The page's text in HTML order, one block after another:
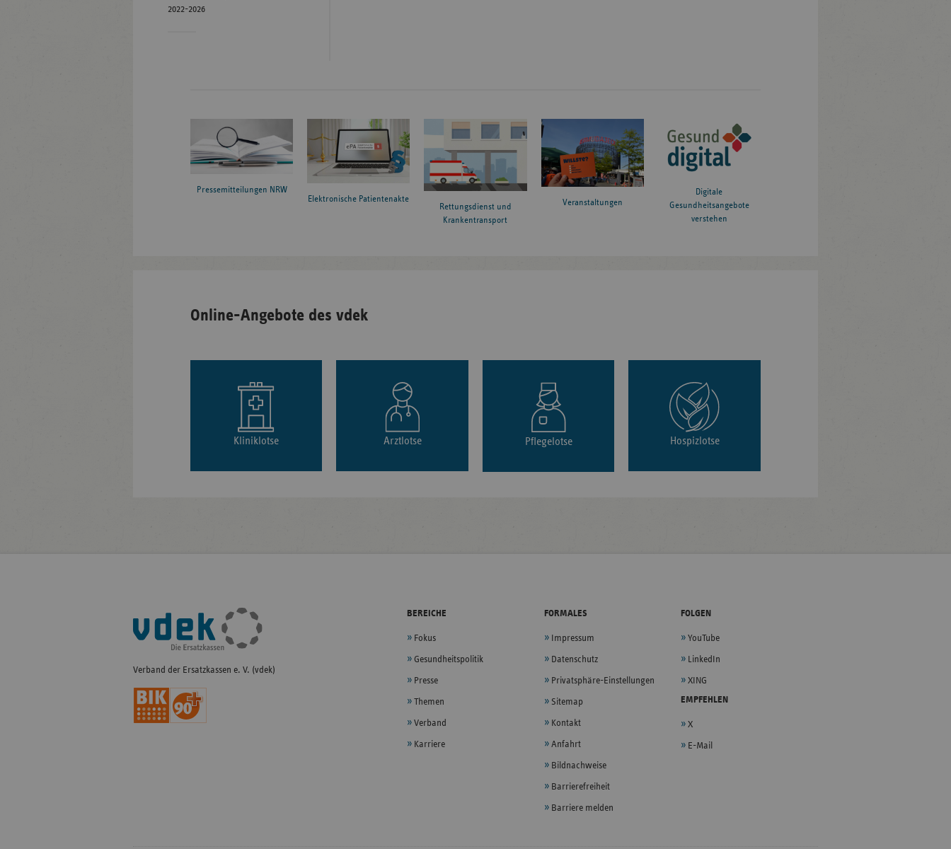
2022-2026
Pressemitteilungen NRW
Elektronische Patientenakte
Rettungsdienst und
Krankentransport
Veranstaltungen
Digitale
Gesundheitsangebote
verstehen
Online-Angebote des vdek
Kliniklotse Arztlotse Pflegelotse Hospizlotse
Fußleisten-
Navigation
Verband der Ersatzkassen e. V. (vdek)
BEREICHE
Fokus
Gesundheitspolitik
Presse
Themen
Verband
Karriere
FORMALES
Impressum
Datenschutz
Privatsphäre-Einstellungen
Sitemap
Kontakt
Anfahrt
Bildnachweise
Barrierefreiheit
Barriere melden
FOLGEN
YouTube
LinkedIn
XING
EMPFEHLEN
X
E-Mail